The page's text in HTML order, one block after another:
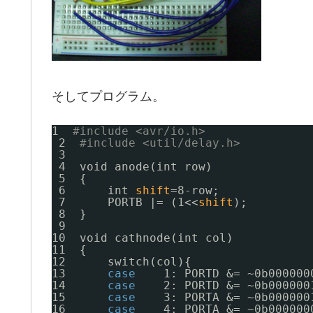
そしてプログラム。
1 #include <avr/io.h>
2 #include <util/delay.h>
3
4  void anode(int row)
5  {
6      int shift=8-row;
7      PORTB |= (1<<shift );
8  }
9
10  void cathnode(int col)
11  {
12      switch(col){
13 case 1: PORTD &=
14 case 2: PORTD &=
15 case 3: PORTA &=
16 case 4: PORTA &=